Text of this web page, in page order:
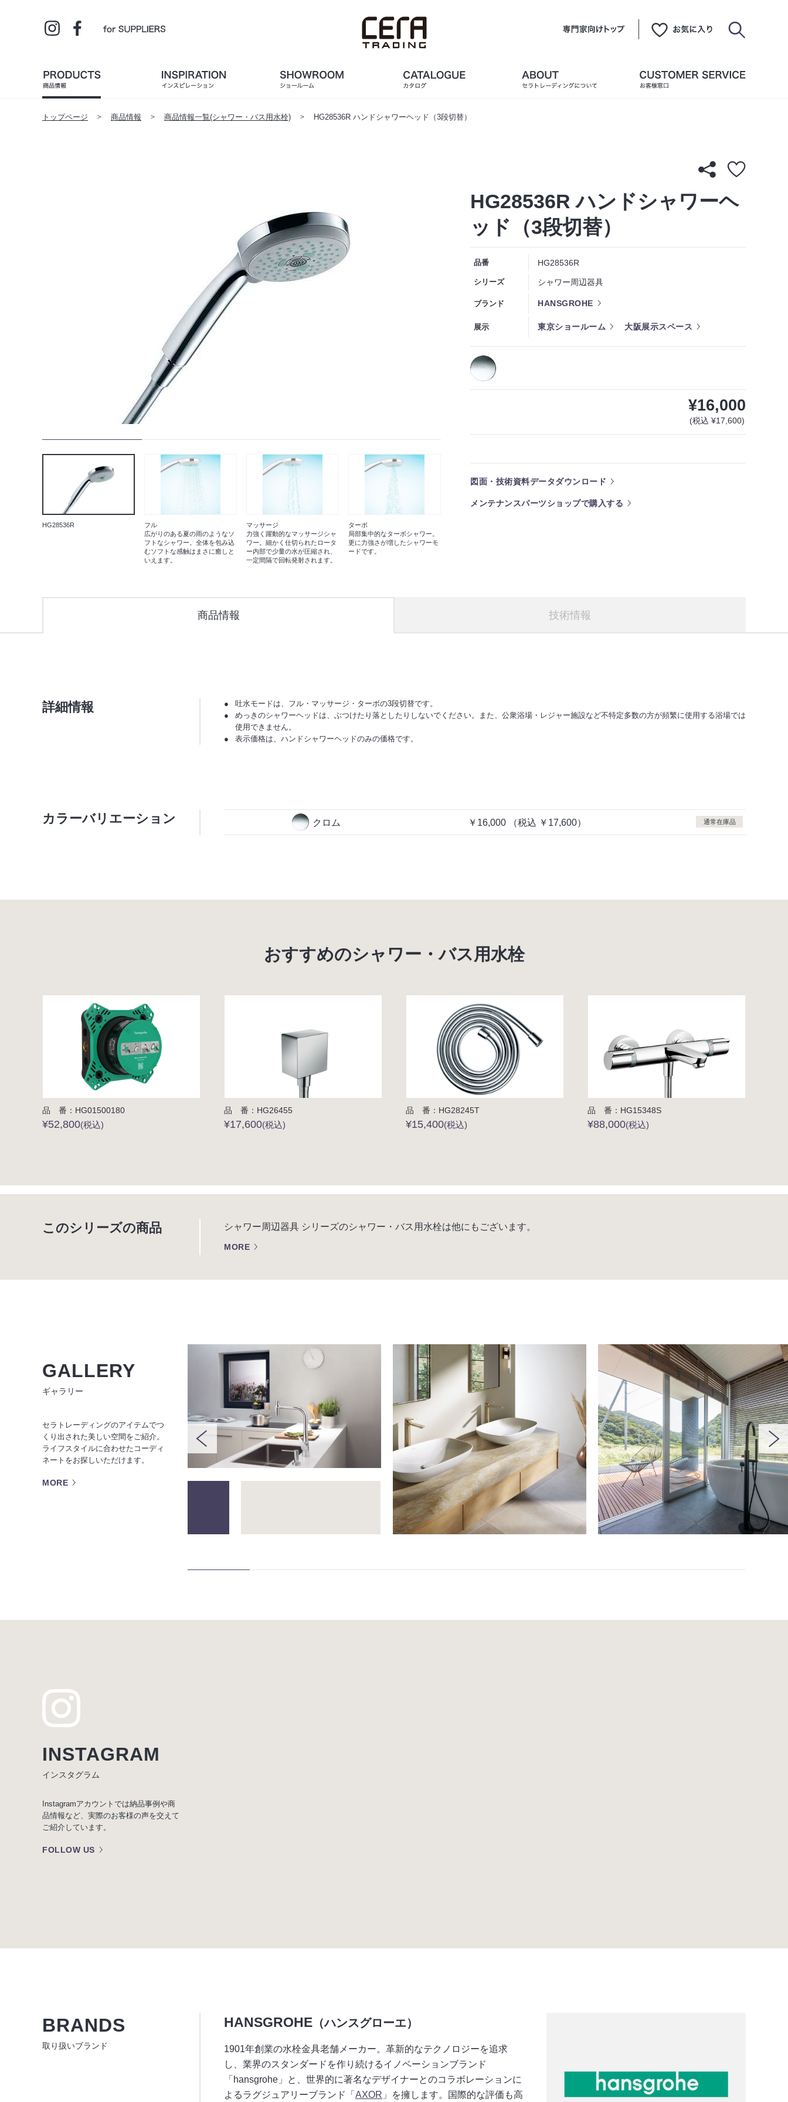
トップページ 商品情報 商品情報一覧(シャワー・バス用水栓) HG28536R ハンドシャワーヘッド（3段切替）
HG28536R
フル
広がりのある夏の雨のようなソ
フトなシャワー。全体を包み込
むソフトな感触はまさに癒しと
いえます。
マッサージ
力強く躍動的なマッサージシャ
ワー。細かく仕切られたロータ
ー内部で少量の水が圧縮され、
一定間隔で回転発射されます。
ターボ
局部集中的なターボシャワー。
更に力強さが増したシャワーモ
ードです。
HG28536R ハンドシャワーヘ
ッド（3段切替）
品番 HG28536R
シリーズ シャワー周辺器具
ブランド HANSGROHE
展示 東京ショールーム 大阪展示スペース
¥16,000
(税込 ¥17,600)
図面・技術資料データダウンロード
メンテナンスパーツショップで購入する
商品情報 技術情報
詳細情報
吐水モードは、フル・マッサージ・ターボの3段切替です。
めっきのシャワーヘッドは、ぶつけたり落としたりしないでください。また、公衆浴場・レジャー施設など不特定多数の方が頻繁に使用する浴場では
使用できません。
表示価格は、ハンドシャワーヘッドのみの価格です。
カラーバリエーション クロム ￥16,000 （税込 ￥17,600） 通常在庫品
おすすめのシャワー・バス用水栓
品 番：HG01500180
¥52,800(税込)
品 番：HG26455
¥17,600(税込)
品 番：HG28245T
¥15,400(税込)
品 番：HG15348S
¥88,000(税込)
このシリーズの商品 シャワー周辺器具 シリーズのシャワー・バス用水栓は他にもございます。
MORE
GALLERY
ギャラリー
セラトレーディングのアイテムでつ
くり出された美しい空間をご紹介。
ライフスタイルに合わせたコーディ
ネートをお探しいただけます。
MORE
INSTAGRAM
インスタグラム
Instagramアカウントでは納品事例や商
品情報など、実際のお客様の声を交えて
ご紹介しています。
FOLLOW US
BRANDS
取り扱いブランド
HANSGROHE （ハンスグローエ）
1901年創業の水栓金具老舗メーカー。革新的なテクノロジーを追求
し、業界のスタンダードを作り続けるイノベーションブランド
「hansgrohe」と、世界的に著名なデザイナーとのコラボレーションに
よるラグジュアリーブランド「AXOR 」を擁します。国際的な評価も高